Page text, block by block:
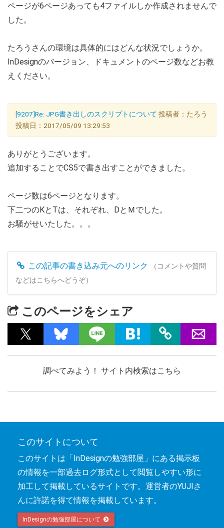
ページが6ページあっても4ファイルしか作成されませんで
した。
たろうさんの環境は具体的にはどんな状況でしょうか。
InDesignのバージョン、ドキュメントのページ数などお教
えください。
[9207]Re: JPG書き出しのスクリプトについて 投稿者：たろう
投稿日：2017/05/09 13:29:53
ありがとうございます。
追加することでCS5で書き出すことができました。
ページ数は6ページとなります。
下二つのKとTは、それぞれ、DとＭでした。
お騒がせいたした。。。
この記事の書き込み元へのリンク
（コメントや質問
などはこちらへどうぞ）
このページをシェア
調べてみよう！ サイト内検索はこちら
このサイトについて
このサイトは「InDesignの勉強部屋」にある掲示板
の情報を一部過去ログ形式として閲覧しやすい形に
加工して掲載しているサイトです。運営者のYUJIさ
んに許諾を得て情報を掲載しています。
InDesignの勉強部屋について